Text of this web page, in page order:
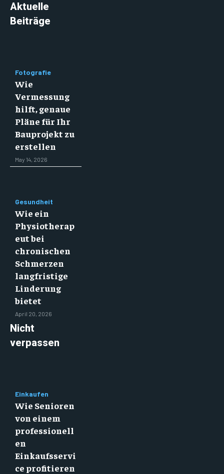
Aktuelle
Beiträge
Fotografie
Wie
Vermessung
hilft, genaue
Pläne für Ihr
Bauprojekt zu
erstellen
May 14, 2026
Gesundheit
Wie ein
Physiotherap
eut bei
chronischen
Schmerzen
langfristige
Linderung
bietet
April 20, 2026
Nicht
verpassen
Einkaufen
Wie Senioren
von einem
professionell
en
Einkaufsservi
ce profitieren